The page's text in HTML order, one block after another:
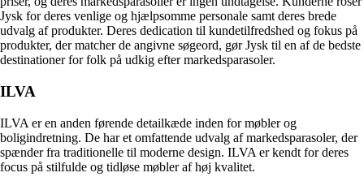
Jysk for deres venlige og hjælpsomme personale samt deres brede
udvalg af produkter. Deres dedication til kundetilfredshed og fokus på
produkter, der matcher de angivne søgeord, gør Jysk til en af de bedste
destinationer for folk på udkig efter markedsparasoler.
ILVA
ILVA er en anden førende detailkæde inden for møbler og
boligindretning. De har et omfattende udvalg af markedsparasoler, der
spænder fra traditionelle til moderne design. ILVA er kendt for deres
focus på stilfulde og tidløse møbler af høj kvalitet.